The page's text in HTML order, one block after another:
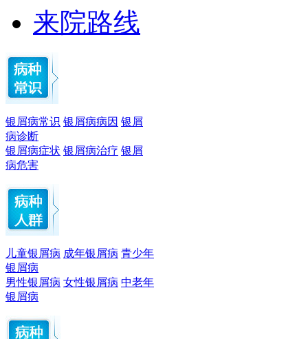
来院路线
银屑病常识 银屑病病因 银屑
病诊断
银屑病症状 银屑病治疗 银屑
病危害
儿童银屑病 成年银屑病 青少年
银屑病
男性银屑病 女性银屑病 中老年
银屑病